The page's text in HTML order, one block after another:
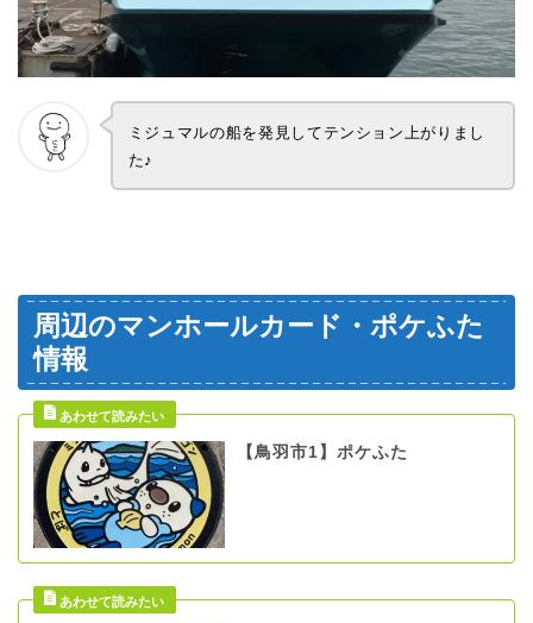
ミジュマルの船を発見してテンション上がりまし
た♪
周辺のマンホールカード・ポケふた
情報
【鳥羽市1】ポケふた